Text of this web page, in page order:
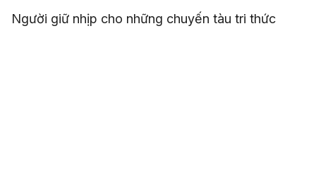
Người giữ nhịp cho những chuyến tàu tri thức